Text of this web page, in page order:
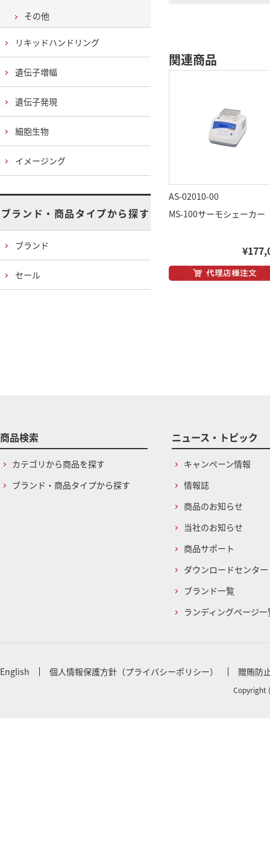
関連商品
AS-02010-00
MS-100サーモシェーカー
その他
リキッドハンドリング
遺伝子増幅
遺伝子発現
細胞生物
イメージング
ブランド・商品タイプから探す
ブランド
セール
商品検索
カテゴリから商品を探す
ブランド・商品タイプから探す
ニュース・トピック
キャンペーン情報
情報誌
商品のお知らせ
当社のお知らせ
商品サポート
ダウンロードセンター
ブランド一覧
ランディングページ一
English 個人情報保護方針（プライバシーポリシー） 贈賄防
Copyright